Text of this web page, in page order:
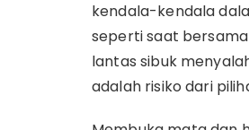
kendala-kendala
seperti saat
lantas sibuk
adalah risiko dari